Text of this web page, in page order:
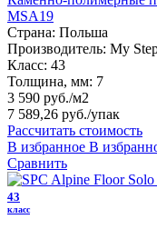
MSA19
Страна: Польша
Производитель: My
Класс: 43
Толщина, мм: 7
3 590 руб./м2
7 589,26 руб./упак
Рассчитать стоимость
В избранное В
Сравнить
43
класс